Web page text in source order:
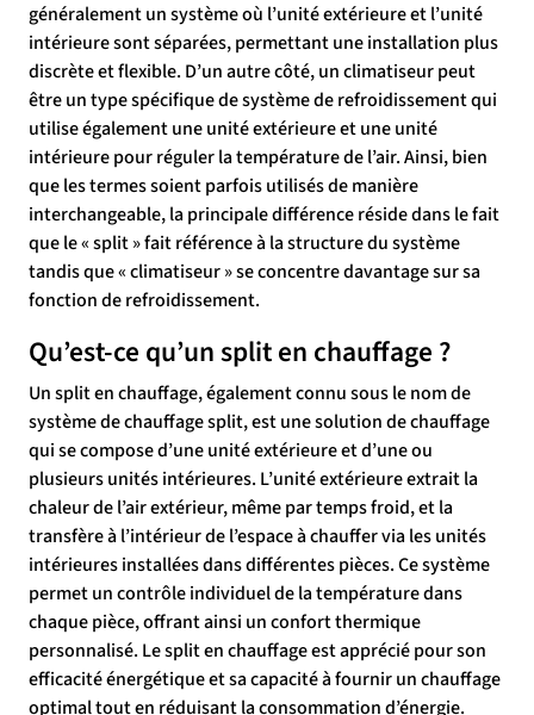
généralement un système où l’unité extérieure et l’unité
intérieure sont séparées, permettant une installation plus
discrète et flexible. D’un autre côté, un climatiseur peut
être un type spécifique de système de refroidissement qui
utilise également une unité extérieure et une unité
intérieure pour réguler la température de l’air. Ainsi, bien
que les termes soient parfois utilisés de manière
interchangeable, la principale différence réside dans le fait
que le « split » fait référence à la structure du système
tandis que « climatiseur » se concentre davantage sur sa
fonction de refroidissement.
Qu’est-ce qu’un split en chauffage ?
Un split en chauffage, également connu sous le nom de
système de chauffage split, est une solution de chauffage
qui se compose d’une unité extérieure et d’une ou
plusieurs unités intérieures. L’unité extérieure extrait la
chaleur de l’air extérieur, même par temps froid, et la
transfère à l’intérieur de l’espace à chauffer via les unités
intérieures installées dans différentes pièces. Ce système
permet un contrôle individuel de la température dans
chaque pièce, offrant ainsi un confort thermique
personnalisé. Le split en chauffage est apprécié pour son
efficacité énergétique et sa capacité à fournir un chauffage
optimal tout en réduisant la consommation d’énergie.